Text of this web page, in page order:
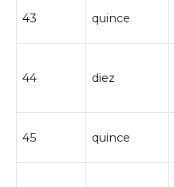
43 quince
44 diez
45 quince